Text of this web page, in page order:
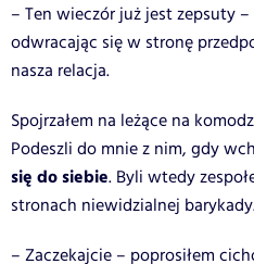
– Ten wieczór już jest zepsuty
odwracając się w stronę
nasza relacja.
Spojrzałem na leżące na
Podeszli do mnie z nim, gdy
się do siebie. Byli wtedy
stronach niewidzialnej
– Zaczekajcie – poprosiłem